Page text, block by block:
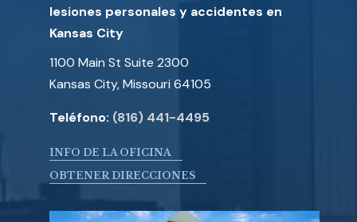
lesiones personales y accidentes en
Kansas City
1100 Main St Suite 2300
Kansas City, Missouri 64105
Teléfono: (816) 441-4495
INFO DE LA OFICINA
OBTENER DIRECCIONES